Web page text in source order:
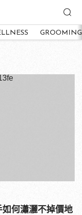
GROOMING
何瀟灑不掉價地